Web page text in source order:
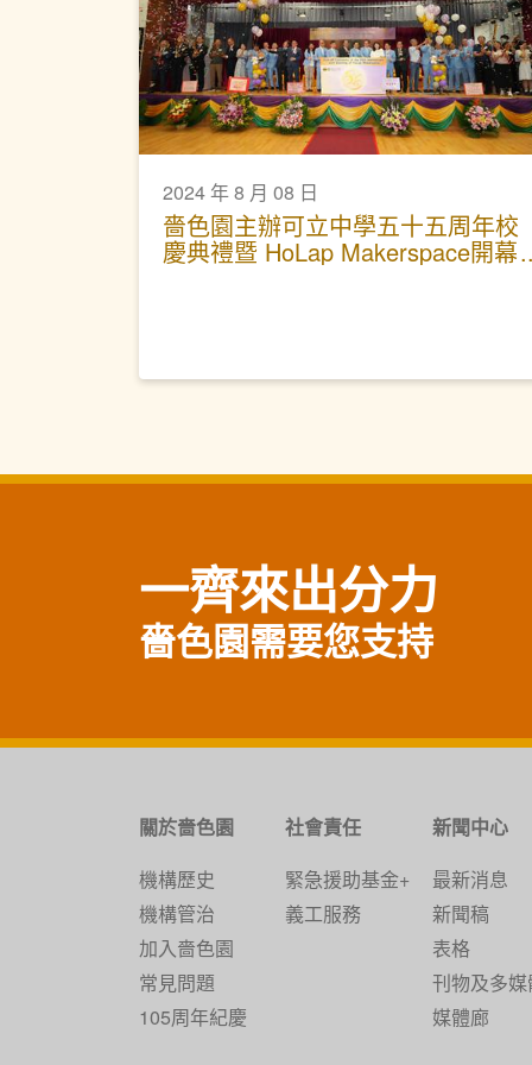
2024 年 8 月 08 日
嗇色園主辦可立中學五十五周年校
慶典禮暨 HoLap Makerspace開幕
一齊來出分力
嗇色園需要您支持
關於嗇色園
機構歷史
機構管治
加入嗇色園
常見問題
105周年紀慶
社會責任
緊急援助基金+
義工服務
新聞中心
最新消息
新聞稿
表格
刊物及多媒
媒體廊